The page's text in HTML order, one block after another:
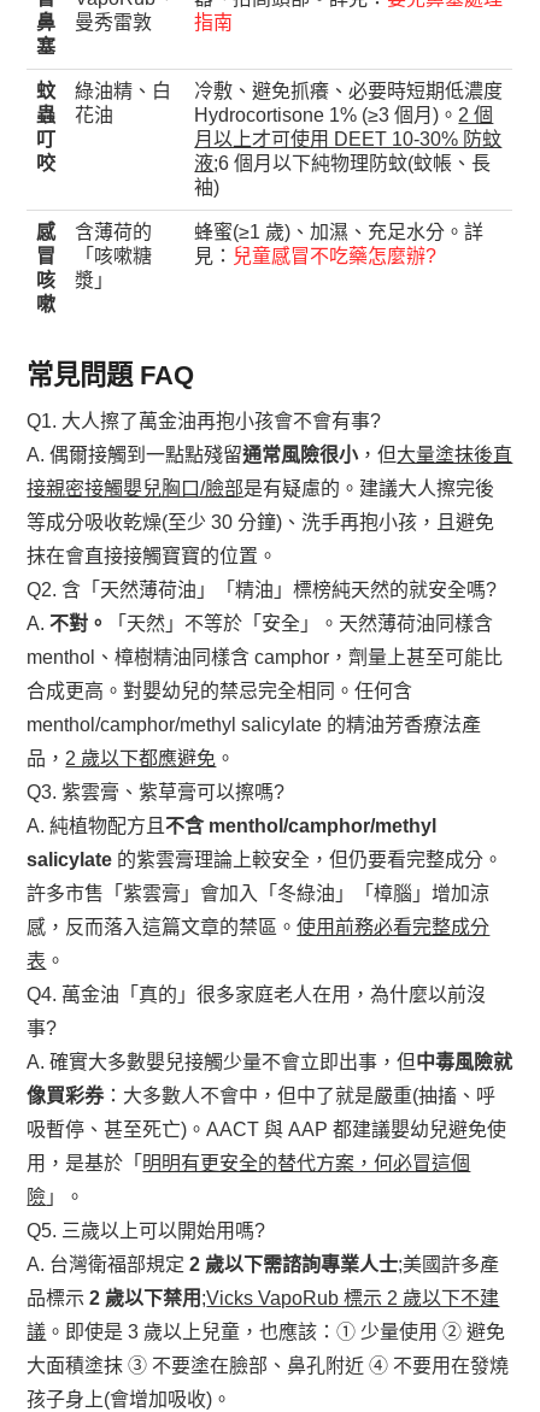
鼻
塞
曼秀雷敦
指南
蚊
蟲
叮
咬
綠油精、白
花油
冷敷、避免抓癢、必要時短期低濃度
Hydrocortisone 1% (≥3 個月)。 2 個
月以上才可使用 DEET 10-30% 防蚊
液;6 個月以下純物理防蚊(蚊帳、長
袖)
感
冒
咳
嗽
含薄荷的
「咳嗽糖
漿」
蜂蜜(≥1 歲)、加濕、充足水分。詳
見： 兒童感冒不吃藥怎麼辦?
常見問題 FAQ
Q1. 大人擦了萬金油再抱小孩會不會有事?
A. 偶爾接觸到一點點殘留通常風險很小，但大量塗抹後直
接親密接觸嬰兒胸口/臉部是有疑慮的。建議大人擦完後
等成分吸收乾燥(至少 30 分鐘)、洗手再抱小孩，且避免
抹在會直接接觸寶寶的位置。
Q2. 含「天然薄荷油」「精油」標榜純天然的就安全嗎?
A.不對。
「天然」不等於「安全」。天然薄荷油同樣含
menthol、樟樹精油同樣含 camphor，劑量上甚至可能比
合成更高。對嬰幼兒的禁忌完全相同。任何含
menthol/camphor/methyl salicylate 的精油芳香療法產
品， 2 歲以下都應避免 。
Q3. 紫雲膏、紫草膏可以擦嗎?
A. 純植物配方且不含 menthol/camphor/methyl
salicylate 的紫雲膏理論上較安全，但仍要看完整成分。
許多市售「紫雲膏」會加入「冬綠油」「樟腦」增加涼
感，反而落入這篇文章的禁區。使用前務必看完整成分
表 。
Q4. 萬金油「真的」很多家庭老人在用，為什麼以前沒
事?
A. 確實大多數嬰兒接觸少量不會立即出事，但中毒風險就
像買彩券：大多數人不會中，但中了就是嚴重(抽搐、呼
吸暫停、甚至死亡)。AACT 與 AAP 都建議嬰幼兒避免使
用，是基於「 明明有更安全的替代方案，何必冒這個
險 」。
Q5. 三歲以上可以開始用嗎?
A. 台灣衛福部規定2 歲以下需諮詢專業人士;美國許多產
品標示2 歲以下禁用 ;Vicks VapoRub 標示 2 歲以下不建
議 。即使是 3 歲以上兒童，也應該：① 少量使用 ② 避免
大面積塗抹 ③ 不要塗在臉部、鼻孔附近 ④ 不要用在發燒
孩子身上(會增加吸收)。